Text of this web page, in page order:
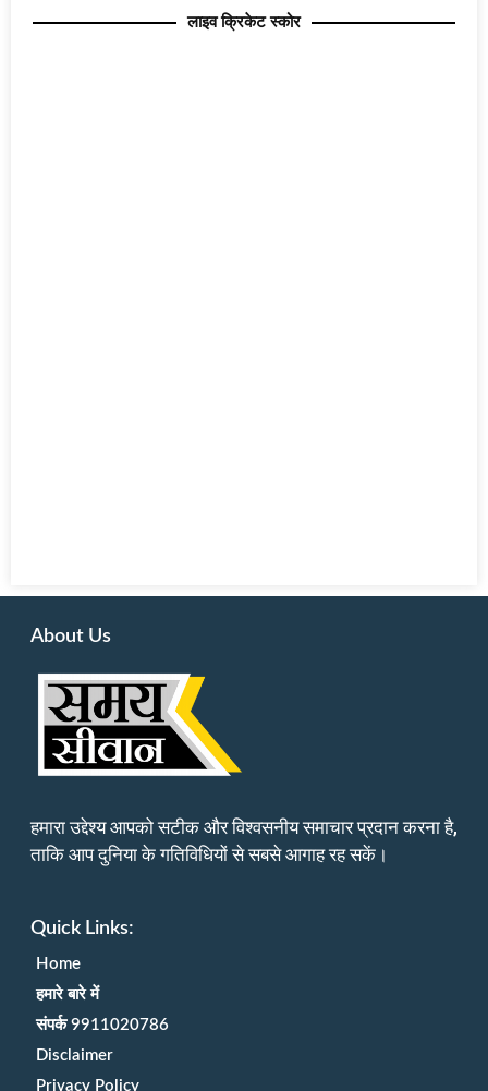
लाइव क्रिकेट स्कोर
About Us
हमारा उद्देश्य आपको सटीक और विश्वसनीय समाचार प्रदान करना है,
ताकि आप दुनिया के गतिविधियों से सबसे आगाह रह सकें।
Quick Links:
Home
हमारे बारे में
संपर्क 9911020786
Disclaimer
Privacy Policy